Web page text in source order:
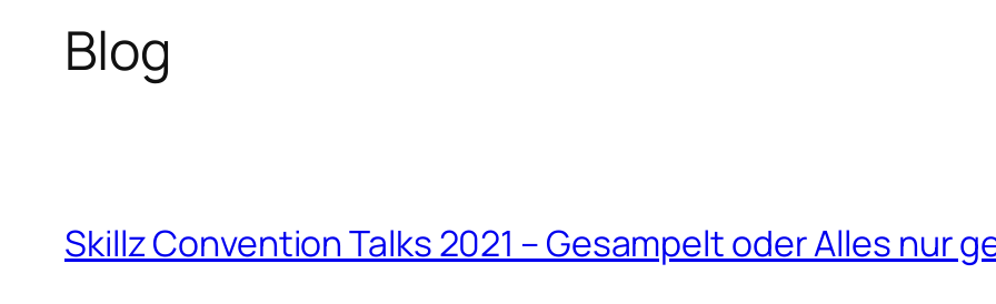
Blog
Skillz Convention Talks 2021 – Gesampelt oder Alles nur